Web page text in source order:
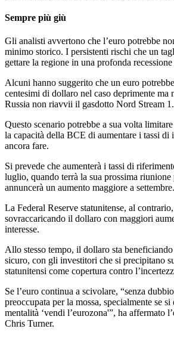
Sempre più giù
Gli analisti avvertono che l’euro potrebbe
minimo storico. I persistenti rischi che un
gettare la regione in una profonda
Alcuni hanno suggerito che un euro
centesimi di dollaro nel caso deprimente ma
Russia non riavvii il gasdotto Nord Stream 1.
Questo scenario potrebbe a sua volta
la capacità della BCE di aumentare i tassi di
ancora fare.
Si prevede che aumenterà i tassi di
luglio, quando terrà la sua prossima
annuncerà un aumento maggiore a settembre.
La Federal Reserve statunitense, al
sovraccaricando il dollaro con maggiori
interesse.
Allo stesso tempo, il dollaro sta
sicuro, con gli investitori che si precipitano
statunitensi come copertura contro
Se l’euro continua a scivolare, “senza
preoccupata per la mossa, specialmente se
mentalità ‘vendi l’eurozona'”, ha affermato
Chris Turner.